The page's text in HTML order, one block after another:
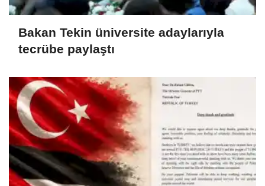
Bakan Tekin üniversite adaylarıyla
tecrübe paylaştı